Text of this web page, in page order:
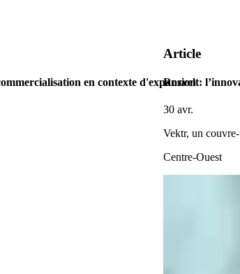
en contexte d'expansion
Article
Rozvelt:
30 avr.
Vektr, un
Centre-Ouest